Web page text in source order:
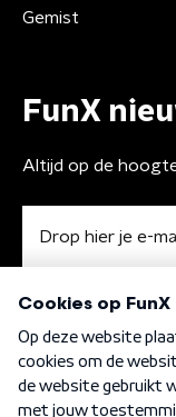
Gemist
FunX
Altijd op de
Algemene